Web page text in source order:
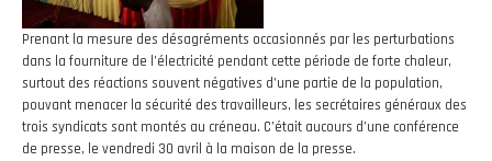
Prenant la mesure des désagréments occasionnés par les perturbations
dans la fourniture de l’électricité pendant cette période de forte chaleur,
surtout des réactions souvent négatives d’une partie de la population,
pouvant menacer la sécurité des travailleurs, les secrétaires généraux des
trois syndicats sont montés au créneau. C’était aucours d’une conférence
de presse, le vendredi 30 avril à la maison de la presse.